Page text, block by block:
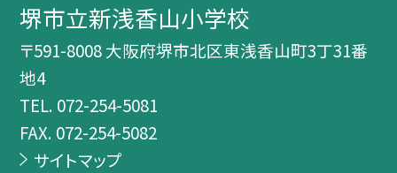
堺市立新浅香山小学校
〒591-8008 大阪府堺市北区東浅香山町3丁31番
地4
TEL. 072-254-5081
FAX. 072-254-5082
サイトマップ